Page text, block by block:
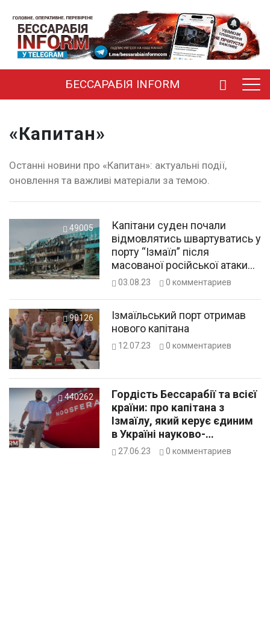
БЕССАРАБІЯ INFORM
«Капитан»
Останні новини про «Капитан»: актуальні події,
оновлення та важливі матеріали за темою.
49005
Капітани суден почали
відмовлятись швартуватись у
порту “Ізмаїл” після
масованої російської атаки
на місто
03.08.23 0 комментариев
90126
Ізмаїльський порт отримав
нового капітана
12.07.23 0 комментариев
440262
Гордість Бессарабії та всієї
країни: про капітана з
Ізмаїлу, який керує єдиним
в Україні науково-
дослідним судном
27.06.23 0 комментариев